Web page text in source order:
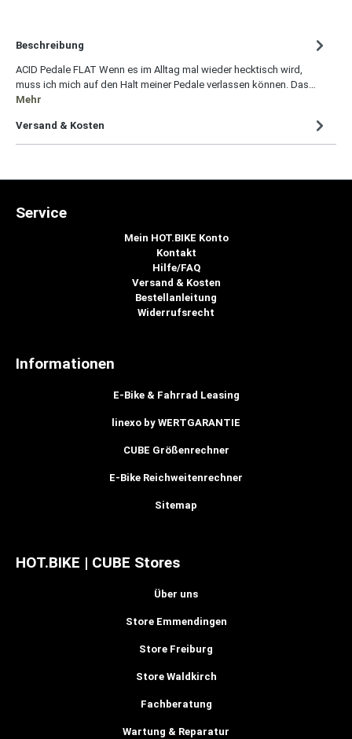
Beschreibung
ACID Pedale FLAT Wenn es im Alltag mal wieder hecktisch wird,
muss ich mich auf den Halt meiner Pedale verlassen können. Das…
Mehr
Versand & Kosten
Service
Mein HOT.BIKE Konto
Kontakt
Hilfe/FAQ
Versand & Kosten
Bestellanleitung
Widerrufsrecht
Informationen
E-Bike & Fahrrad Leasing
linexo by WERTGARANTIE
CUBE Größenrechner
E-Bike Reichweitenrechner
Sitemap
HOT.BIKE | CUBE Stores
Über uns
Store Emmendingen
Store Freiburg
Store Waldkirch
Fachberatung
Wartung & Reparatur